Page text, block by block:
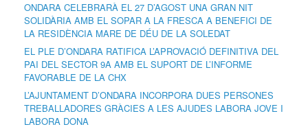
ONDARA CELEBRARÀ EL 27 D’AGOST UNA GRAN NIT
SOLIDÀRIA AMB EL SOPAR A LA FRESCA A BENEFICI DE
LA RESIDÈNCIA MARE DE DÉU DE LA SOLEDAT
EL PLE D’ONDARA RATIFICA L’APROVACIÓ DEFINITIVA DEL
PAI DEL SECTOR 9A AMB EL SUPORT DE L’INFORME
FAVORABLE DE LA CHX
L’AJUNTAMENT D’ONDARA INCORPORA DUES PERSONES
TREBALLADORES GRÀCIES A LES AJUDES LABORA JOVE I
LABORA DONA